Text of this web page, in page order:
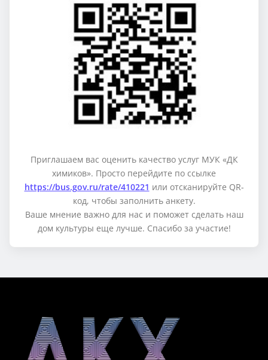
Приглашаем вас оценить качество услуг МУК «ДК
химиков». Просто перейдите по ссылке
https://bus.gov.ru/rate/410221 или отсканируйте QR-
код, чтобы заполнить анкету.
Ваше мнение важно для нас и поможет сделать наш
дом культуры еще лучше. Спасибо за участие!